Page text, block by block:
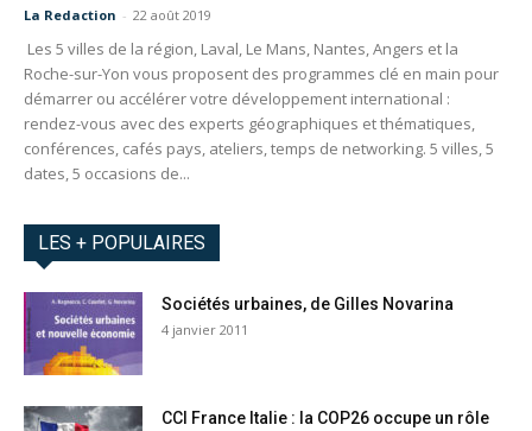
La Redaction - 22 août 2019
Les 5 villes de la région, Laval, Le Mans, Nantes, Angers et la
Roche-sur-Yon vous proposent des programmes clé en main pour
démarrer ou accélérer votre développement international :
rendez-vous avec des experts géographiques et thématiques,
conférences, cafés pays, ateliers, temps de networking. 5 villes, 5
dates, 5 occasions de...
LES + POPULAIRES
Sociétés urbaines, de Gilles Novarina
4 janvier 2011
CCI France Italie : la COP26 occupe un rôle